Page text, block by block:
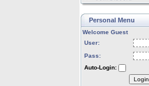
Personal Menu
Welcome Guest
User:
Pass:
Auto-Login:
Login